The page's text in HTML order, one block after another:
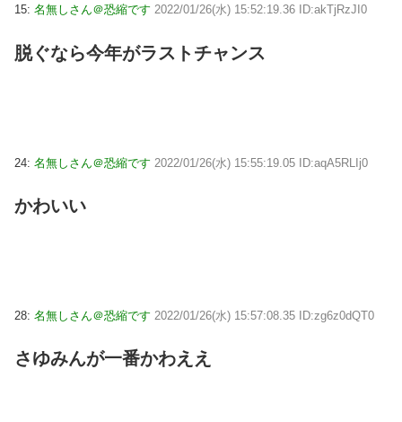
15: 名無しさん＠恐縮です 2022/01/26(水) 15:52:19.36 ID:akTjRzJI0
脱ぐなら今年がラストチャンス
24: 名無しさん＠恐縮です 2022/01/26(水) 15:55:19.05 ID:aqA5RLIj0
かわいい
28: 名無しさん＠恐縮です 2022/01/26(水) 15:57:08.35 ID:zg6z0dQT0
さゆみんが一番かわええ